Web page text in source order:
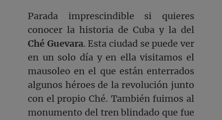
Parada imprescindible si quieres
conocer la historia de Cuba y la del
Ché Guevara. Esta ciudad se puede ver
en un solo día y en ella visitamos el
mausoleo en el que están enterrados
algunos héroes de la revolución junto
con el propio Ché. También fuimos al
monumento del tren blindado que fue